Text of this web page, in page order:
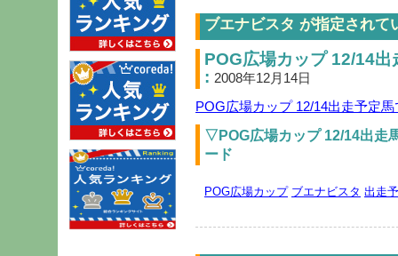
ブエナビスタ が指定されて
POG広場カップ 12/14
: 2008年12月14日
POG広場カップ 12/14出走予定
▽POG広場カップ 12/14出走
ード
POG広場カップ ブエナビスタ 出走